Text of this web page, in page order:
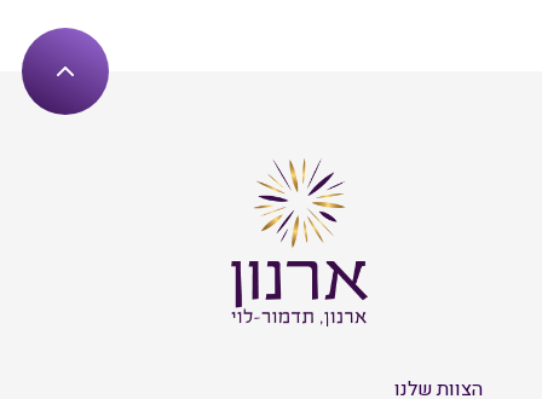
הצוות שלנו